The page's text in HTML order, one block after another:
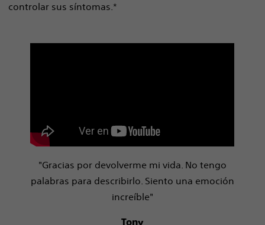
controlar sus síntomas.*
"Gracias por devolverme mi vida. No tengo
palabras para describirlo. Siento una emoción
increíble"
Tony